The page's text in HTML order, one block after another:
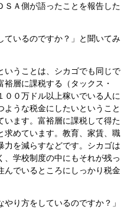
ＳＡ側が語ったことを報告した
いるのですか？」と聞いてみ
うことは、シカゴでも同じで
層に課税する（タックス・
０万ドル以上稼いでいる人に
うな税金にしたいということ
います。富裕層に課税して得た
求めています。教育、家賃、職
力を減らすなどです。シカゴは
、学校制度の中にもそれが残っ
んでいるところにしっかり税金
り方をしているのですか？」